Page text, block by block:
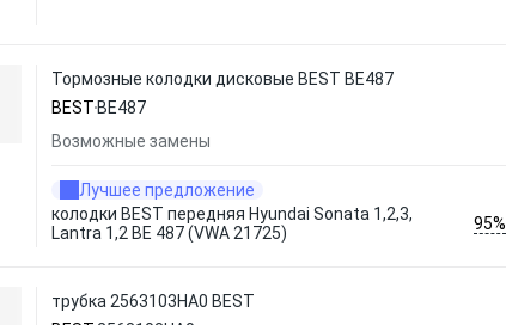
Тормозные колодки дисковые BEST BE487
BEST BE487
Возможные замены
Лучшее предложение
колодки BEST передняя Hyundai Sonata 1,2,3,
Lantra 1,2 BE 487 (VWA 21725)
95%
трубка 2563103HA0 BEST